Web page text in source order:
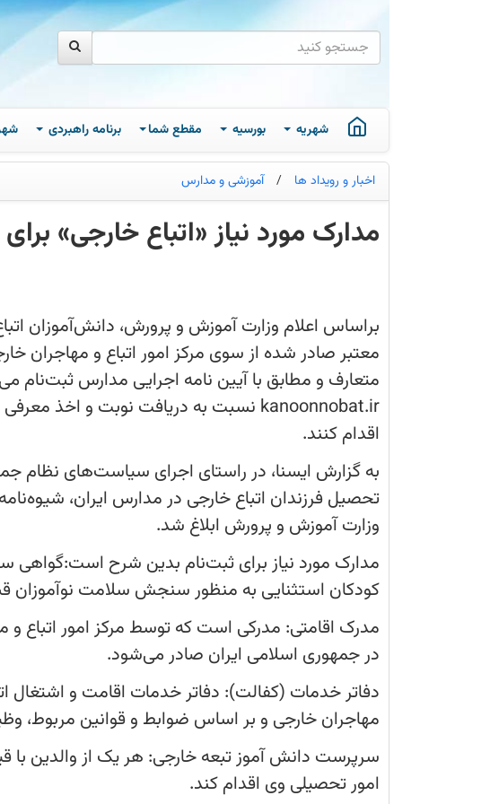
شهریه بورسیه مقطع شما برنامه راهبردی
اخبار و رویداد ها / آموزشی و مدارس
مدارک مورد نیاز «اتباع خارجی»
تارنمای
kanoonnobat.ir
نسبت
دریافت
نوبت
و
اخذ
معرفی
دفاتر
کفالت
ادارات
کل
اتباع
اقدام
کنند.
براساس اعلام وزارت آموزش و پرورش، دانش‌آموزان
معتبر صادر شده از سوی مرکز امور اتباع و مهاجران
رعایت شرایط «سنی» متعارف و مطابق با آیین نامه
نوبت و اخذ معرفی نامه از دفاتر کفالت ادارات کل اتباع
به گزارش ایسنا، در راستای اجرای سیاست‌های نظام
تحصیل فرزندان اتباع خارجی در مدارس ایران،
وزارت آموزش و پرورش ابلاغ شد.
مدارک مورد نیاز برای ثبت‌نام بدین شرح
کودکان استثنایی به منظور سنجش سلامت نوآموزان
مدرک اقامتی: مدرکی است که توسط مرکز امور اتباع و
در جمهوری اسلامی ایران صادر می‌شود.
دفاتر خدمات (کفالت): دفاتر خدمات اقامت و اشتغال
مهاجران خارجی و بر اساس ضوابط و قوانین مربوط،
سرپرست دانش آموز تبعه خارجی: هر یک از والدین با
امور تحصیلی وی اقدام کند.